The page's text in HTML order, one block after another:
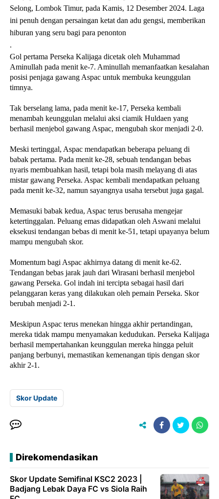
Selong, Lombok Timur, pada Kamis, 12 Desember 2024. Laga
ini penuh dengan persaingan ketat dan adu gengsi, memberikan
hiburan yang seru bagi para penonton
.
Gol pertama Perseka Kalijaga dicetak oleh Muhammad
Aminullah pada menit ke-7. Aminullah memanfaatkan kesalahan
posisi penjaga gawang Aspac untuk membuka keunggulan
timnya.
Tak berselang lama, pada menit ke-17, Perseka kembali
menambah keunggulan melalui aksi ciamik Huldaen yang
berhasil menjebol gawang Aspac, mengubah skor menjadi 2-0.
Meski tertinggal, Aspac mendapatkan beberapa peluang di
babak pertama. Pada menit ke-28, sebuah tendangan bebas
nyaris membuahkan hasil, tetapi bola masih melayang di atas
mistar gawang Perseka. Aspac kembali mendapatkan peluang
pada menit ke-32, namun sayangnya usaha tersebut juga gagal.
Memasuki babak kedua, Aspac terus berusaha mengejar
ketertinggalan. Peluang emas didapatkan oleh Aswani melalui
eksekusi tendangan bebas di menit ke-51, tetapi upayanya belum
mampu mengubah skor.
Momentum bagi Aspac akhirnya datang di menit ke-62.
Tendangan bebas jarak jauh dari Wirasani berhasil menjebol
gawang Perseka. Gol indah ini tercipta sebagai hasil dari
pelanggaran keras yang dilakukan oleh pemain Perseka. Skor
berubah menjadi 2-1.
Meskipun Aspac terus menekan hingga akhir pertandingan,
mereka tidak mampu menyamakan kedudukan. Perseka Kalijaga
berhasil mempertahankan keunggulan mereka hingga peluit
panjang berbunyi, memastikan kemenangan tipis dengan skor
akhir 2-1.
Skor Update
Direkomendasikan
Skor Update Semifinal KSC2 2023 |
Badjang Lebak Daya FC vs Siola Raih